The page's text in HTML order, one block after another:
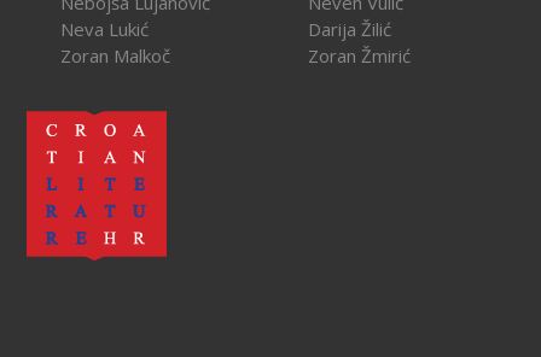
Neva Lukić
Zoran Malkoč
Darija Žilić
Zoran Žmirić